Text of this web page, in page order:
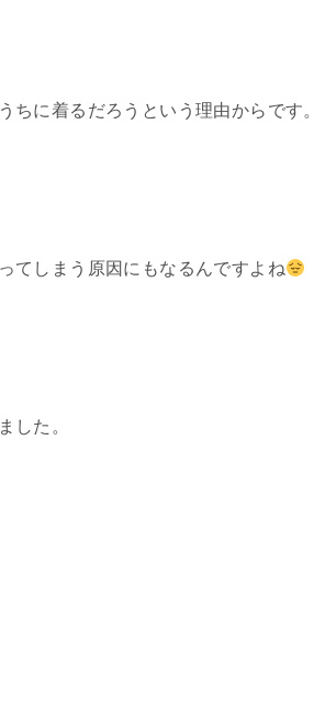
に着るだろうという理由からです。
てしまう原因にもなるんですよね
した。